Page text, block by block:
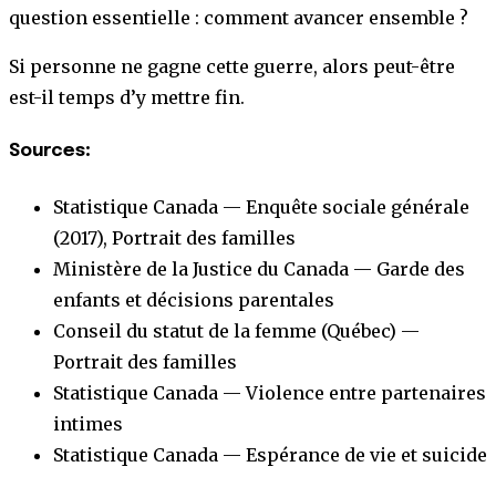
question essentielle : comment avancer ensemble ?
Si personne ne gagne cette guerre, alors peut-être
est-il temps d’y mettre fin.
Sources:
Statistique Canada — Enquête sociale générale
(2017), Portrait des familles
Ministère de la Justice du Canada — Garde des
enfants et décisions parentales
Conseil du statut de la femme (Québec) —
Portrait des familles
Statistique Canada — Violence entre partenaires
intimes
Statistique Canada — Espérance de vie et suicide